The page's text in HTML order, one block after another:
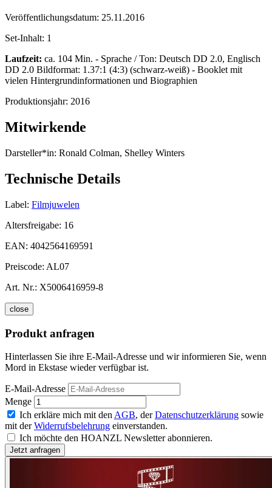
Veröffentlichungsdatum: 25.11.2016
Set-Inhalt: 1
Laufzeit: ca. 104 Min. - Sprache / Ton: Deutsch DD 2.0, Englisch
DD 2.0 Bildformat: 1.37:1 (4:3) (schwarz-weiß) - Booklet mit
vielen Hintergrundinformationen und Biographien
Produktionsjahr: 2016
Mitwirkende
Darsteller*in: Ronald Colman, Shelley Winters
Technische Details
Label: Filmjuwelen
Altersfreigabe: 16
EAN: 4042564169591
Preiscode: AL07
Art. Nr.: X5006416959-8
close
Produkt anfragen
Hinterlassen Sie ihre E-Mail-Adresse und wir informieren Sie, wenn
Mord in Ekstase wieder verfügbar ist.
E-Mail-Adresse
Menge
Ich erkläre mich mit den AGB, derDatenschutzerklärung sowie
mit derWiderrufsbelehrung einverstanden.
Ich möchte den HOANZL Newsletter abonnieren.